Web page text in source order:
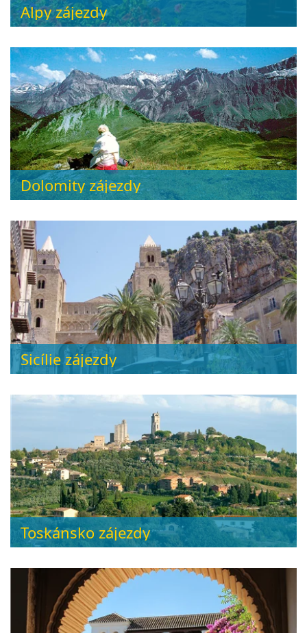
Alpy zájezdy
Dolomity zájezdy
Sicílie zájezdy
Toskánsko zájezdy